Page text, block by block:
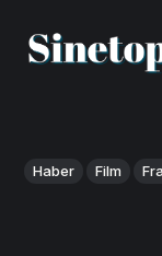
Haber Film